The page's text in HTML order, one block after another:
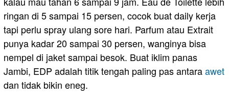
ringan di 5 sampai 15 persen, cocok buat daily kerja
tapi perlu spray ulang sore hari. Parfum atau Extrait
punya kadar 20 sampai 30 persen, wanginya bisa
nempel di jaket sampai besok. Buat iklim panas
Jambi, EDP adalah titik tengah paling pas antaraawet
dan tidak bikin eneg.